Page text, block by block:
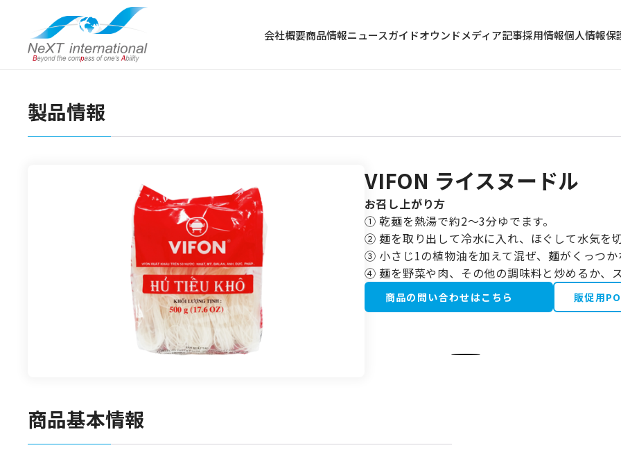
会社概要商品情報ニュースガイドオウンドメディア記事採用情報個人情報保
冷凍野菜・果物
冷蔵食品
水産加工品
野菜・果物類
製品情報
VIFON ライスヌードル
お召し上がり方
① 乾麺を熱湯で約2～3分ゆでます。
② 麺を取り出して冷水に入れ、ほぐして水気を切
③ 小さじ1の植物油を加えて混ぜ、麺がくっつか
④ 麺を野菜や肉、その他の調味料と炒めるか、
商品の問い合わせはこちら 販促用
商品基本情報